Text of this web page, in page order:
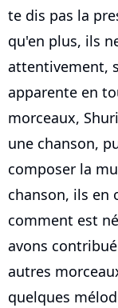
te dis pas la
qu'en plus, ils
attentivement,
apparente en
morceaux,
une chanson,
composer la
chanson, ils en
comment est
avons
autres
quelques